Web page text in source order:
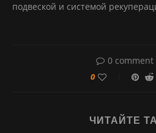
подвеской и системой
0 comment
0
ЧИТАЙТЕ